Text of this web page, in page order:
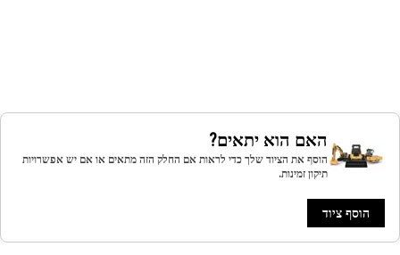
האם הוא יתאים?
הוסף את הציוד שלך כדי לראות אם החלק הזה מתאים או אם יש אפשרויות
תיקון זמינות.
הוסף ציוד